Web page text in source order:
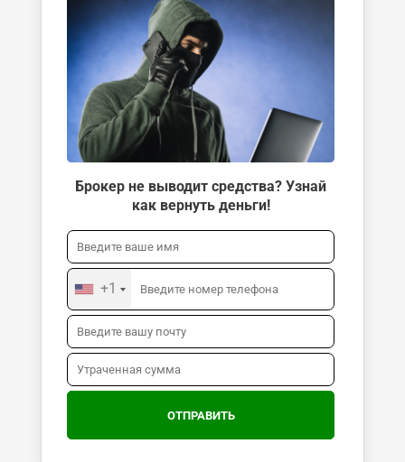
Брокер не выводит средства? Узнай
как вернуть деньги!
+1